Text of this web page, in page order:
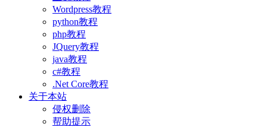
Wordpress教程
python教程
php教程
JQuery教程
java教程
c#教程
.Net Core教程
关于本站
侵权删除
帮助提示